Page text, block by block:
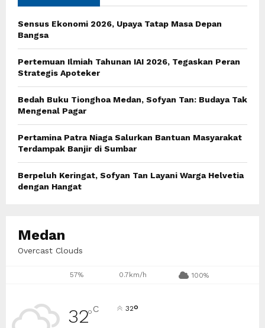
f
r
Sensus Ekonomi 2026, Upaya Tatap Masa Depan
Bangsa
Pertemuan Ilmiah Tahunan IAI 2026, Tegaskan Peran
Strategis Apoteker
Bedah Buku Tionghoa Medan, Sofyan Tan: Budaya Tak
Mengenal Pagar
Pertamina Patra Niaga Salurkan Bantuan Masyarakat
Terdampak Banjir di Sumbar
Berpeluh Keringat, Sofyan Tan Layani Warga Helvetia
dengan Hangat
Medan
Overcast Clouds
57% 0.7km/h 100%
32°C 32°